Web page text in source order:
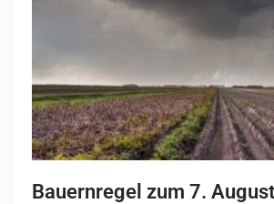
Bauernregel zum 7.